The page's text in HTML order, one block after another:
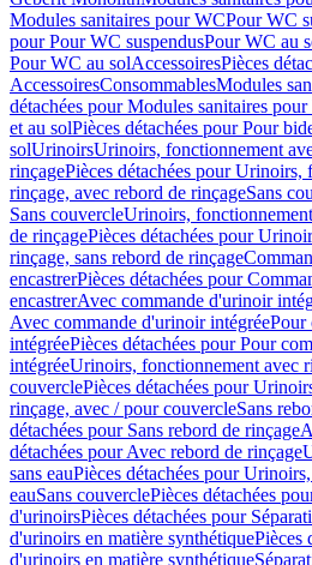
Modules sanitaires pour WCPour WC
pour Pour WC suspendusPour WC au
Pour WC au solAccessoiresPièces
AccessoiresConsommablesModules
détachées pour Modules sanitaires pour
et au solPièces détachées pour Pour
solUrinoirsUrinoirs, fonctionnement
rinçagePièces détachées pour Urinoirs,
rinçage, avec rebord de rinçageSans
Sans couvercleUrinoirs,
de rinçagePièces détachées pour
rinçage, sans rebord de rinçage
encastrerPièces détachées pour
encastrerAvec commande d'urinoir
Avec commande d'urinoir intégréePour
intégréePièces détachées pour Pour
intégréeUrinoirs, fonctionnement avec
couverclePièces détachées pour
rinçage, avec / pour couvercleSans
détachées pour Sans rebord de rinçage
détachées pour Avec rebord de rinçage
sans eauPièces détachées pour
eauSans couverclePièces détachées
d'urinoirsPièces détachées pour
d'urinoirs en matière synthétiquePièces
d'urinoirs en matière synthétique